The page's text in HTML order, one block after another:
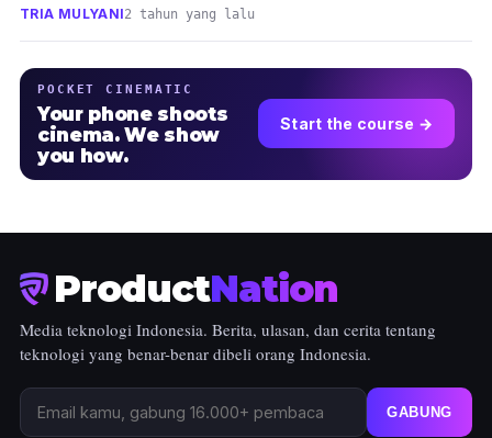
TRIA MULYANI2 tahun yang lalu
POCKET CINEMATIC
Your phone shoots
cinema. We show
you how.
Start the course →
ProductNation
Media teknologi Indonesia. Berita, ulasan, dan cerita tentang
teknologi yang benar-benar dibeli orang Indonesia.
GABUNG